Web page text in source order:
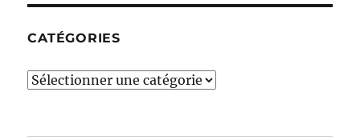
CATÉGORIES
Catégories